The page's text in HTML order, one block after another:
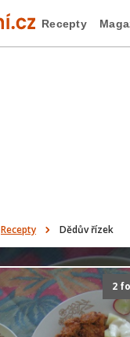
Recepty
Recepty Dědův řízek
2